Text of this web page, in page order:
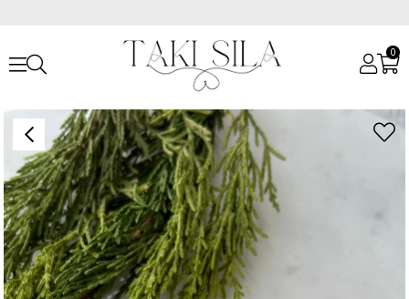
0
Vip Taşlı Vip Küpe